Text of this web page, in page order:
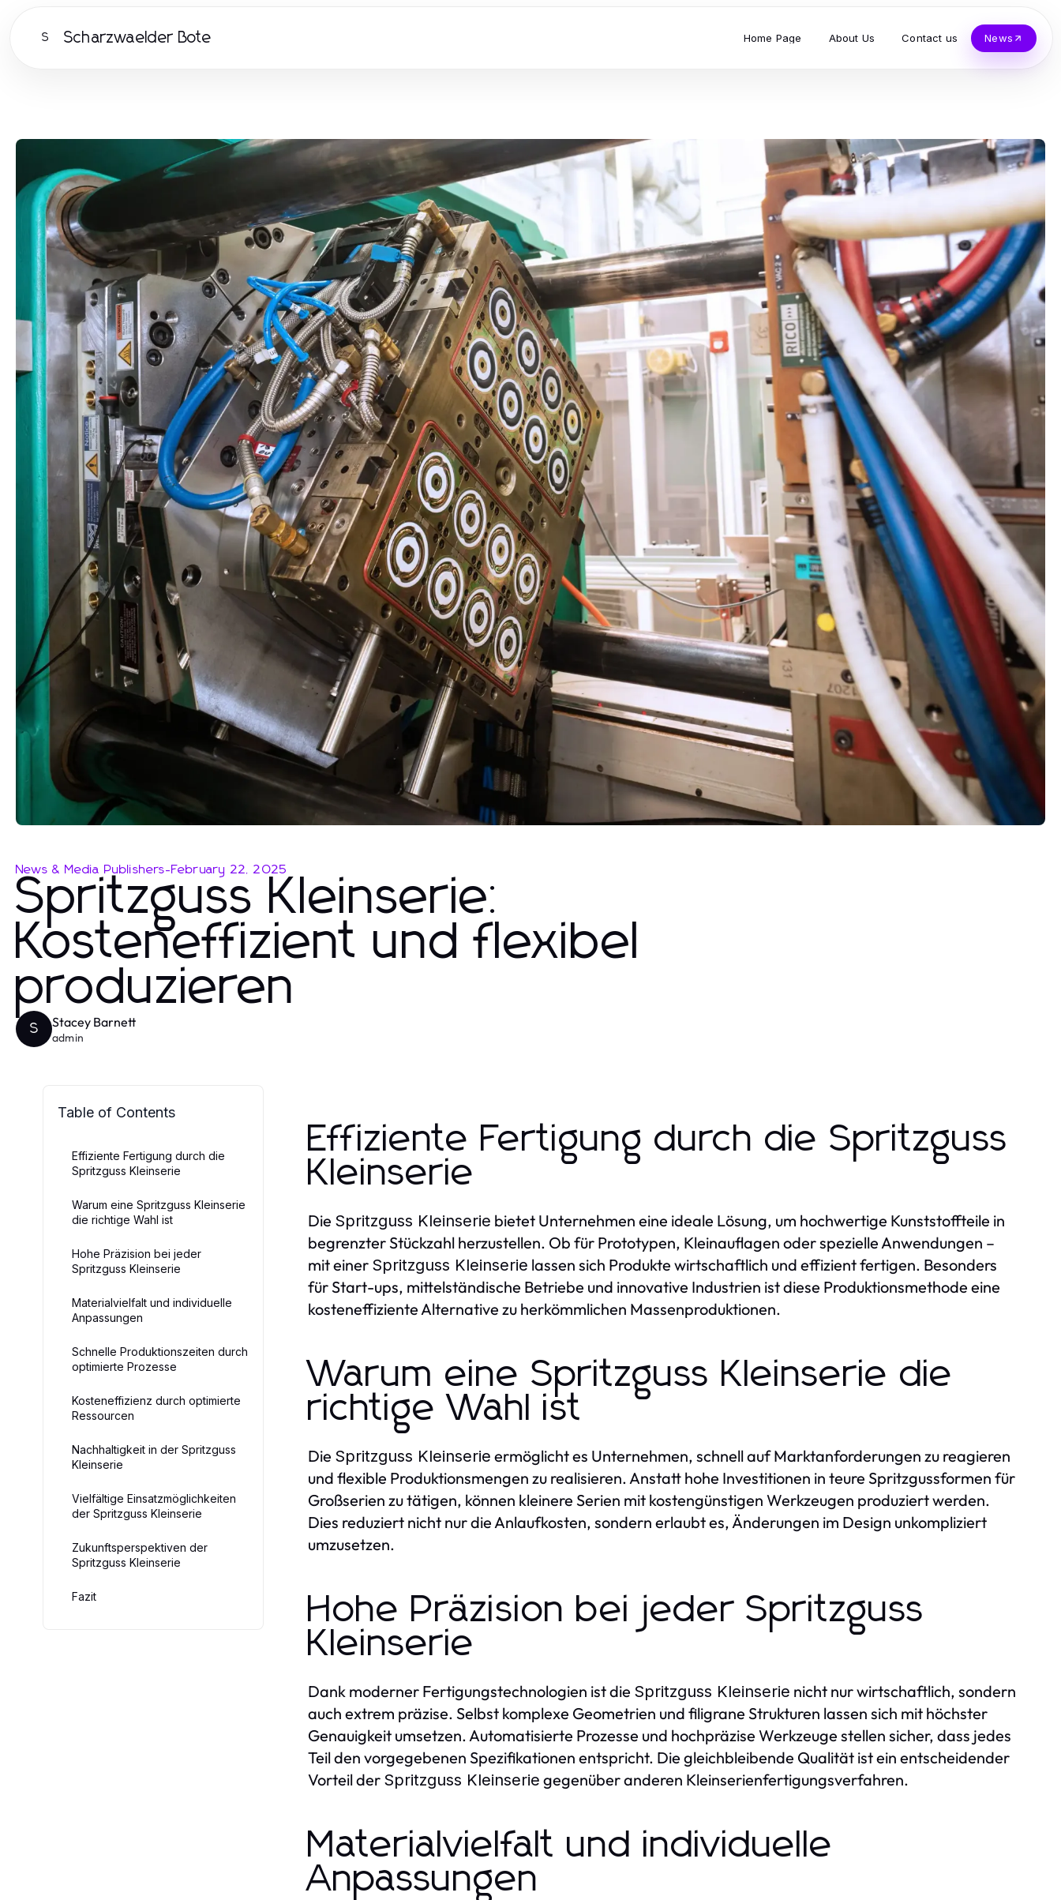
S Scharzwaelder Bote Home Page About Us Contact us News
News & Media Publishers-February 22, 2025
Spritzguss Kleinserie:
Kosteneffizient und flexibel
produzieren
S Stacey Barnett
admin
Table of Contents
Effiziente Fertigung durch die
Spritzguss Kleinserie
Warum eine Spritzguss Kleinserie
die richtige Wahl ist
Hohe Präzision bei jeder
Spritzguss Kleinserie
Materialvielfalt und individuelle
Anpassungen
Schnelle Produktionszeiten durch
optimierte Prozesse
Kosteneffizienz durch optimierte
Ressourcen
Nachhaltigkeit in der Spritzguss
Kleinserie
Vielfältige Einsatzmöglichkeiten
der Spritzguss Kleinserie
Zukunftsperspektiven der
Spritzguss Kleinserie
Fazit
Effiziente Fertigung durch die Spritzguss
Kleinserie
Die Spritzguss Kleinserie bietet Unternehmen eine ideale Lösung, um hochwertige Kunststoffteile in
begrenzter Stückzahl herzustellen. Ob für Prototypen, Kleinauflagen oder spezielle Anwendungen –
mit einer Spritzguss Kleinserie lassen sich Produkte wirtschaftlich und effizient fertigen. Besonders
für Start-ups, mittelständische Betriebe und innovative Industrien ist diese Produktionsmethode eine
kosteneffiziente Alternative zu herkömmlichen Massenproduktionen.
Warum eine Spritzguss Kleinserie die
richtige Wahl ist
Die Spritzguss Kleinserie ermöglicht es Unternehmen, schnell auf Marktanforderungen zu reagieren
und flexible Produktionsmengen zu realisieren. Anstatt hohe Investitionen in teure Spritzgussformen für
Großserien zu tätigen, können kleinere Serien mit kostengünstigen Werkzeugen produziert werden.
Dies reduziert nicht nur die Anlaufkosten, sondern erlaubt es, Änderungen im Design unkompliziert
umzusetzen.
Hohe Präzision bei jeder Spritzguss
Kleinserie
Dank moderner Fertigungstechnologien ist die Spritzguss Kleinserie nicht nur wirtschaftlich, sondern
auch extrem präzise. Selbst komplexe Geometrien und filigrane Strukturen lassen sich mit höchster
Genauigkeit umsetzen. Automatisierte Prozesse und hochpräzise Werkzeuge stellen sicher, dass jedes
Teil den vorgegebenen Spezifikationen entspricht. Die gleichbleibende Qualität ist ein entscheidender
Vorteil der Spritzguss Kleinserie gegenüber anderen Kleinserienfertigungsverfahren.
Materialvielfalt und individuelle
Anpassungen